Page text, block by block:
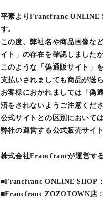
平素よりFrancfranc ONLINE
す。
この度、弊社名や商品画像な
イト」の存在を確認しました
このような「偽通販サイト」
支払いされましても商品が送
お客様におかれましては「偽
済をされないようご注意くだ
公式サイトとの区別において
弊社の運営する公式販売サイ
株式会社Francfrancが運営す
■Francfranc ONLINE SHOP
■Francfranc ZOZOTOWN店